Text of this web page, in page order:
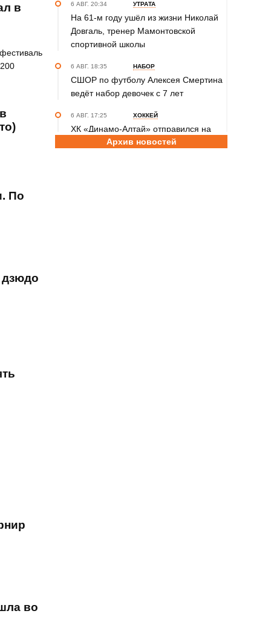
в
По
во
6 АВГ. 20:34 УТРАТА
На 61-м году ушёл из жизни Николай
Довгаль, тренер Мамонтовской
спортивной школы
6 АВГ. 18:35 НАБОР
СШОР по футболу Алексея Смертина
ведёт набор девочек с 7 лет
6 АВГ. 17:25 ХОККЕЙ
ХК «Динамо-Алтай» отправился на
первые контрольные матчи
Архив новостей